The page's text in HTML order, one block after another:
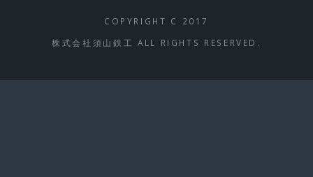
COPYRIGHT C 2017
株式会社須山鉄工 ALL RIGHTS RESERVED.